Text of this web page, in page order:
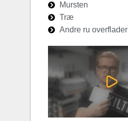
Mursten
Træ
Andre ru overflader